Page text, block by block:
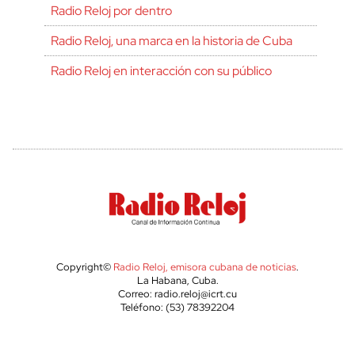
Radio Reloj por dentro
Radio Reloj, una marca en la historia de Cuba
Radio Reloj en interacción con su público
Copyright© Radio Reloj, emisora cubana de noticias.
La Habana, Cuba.
Correo: radio.reloj@icrt.cu
Teléfono: (53) 78392204